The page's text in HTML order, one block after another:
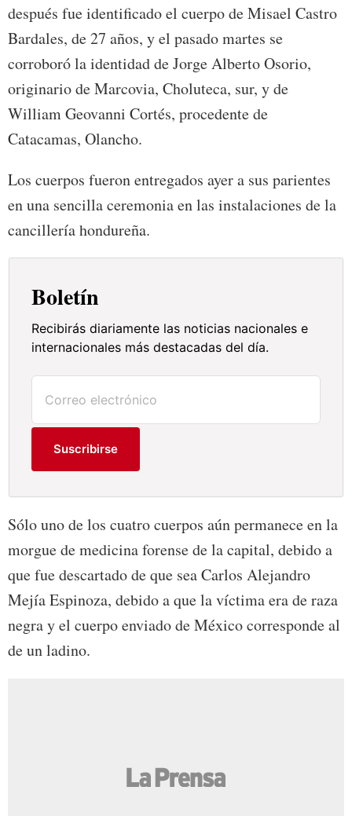
después fue identificado el cuerpo de Misael Castro
Bardales, de 27 años, y el pasado martes se
corroboró la identidad de Jorge Alberto Osorio,
originario de Marcovia, Choluteca, sur, y de
William Geovanni Cortés, procedente de
Catacamas, Olancho.
Los cuerpos fueron entregados ayer a sus parientes
en una sencilla ceremonia en las instalaciones de la
cancillería hondureña.
Boletín
Recibirás diariamente las noticias nacionales e
internacionales más destacadas del día.
Suscribirse
Sólo uno de los cuatro cuerpos aún permanece en la
morgue de medicina forense de la capital, debido a
que fue descartado de que sea Carlos Alejandro
Mejía Espinoza, debido a que la víctima era de raza
negra y el cuerpo enviado de México corresponde al
de un ladino.